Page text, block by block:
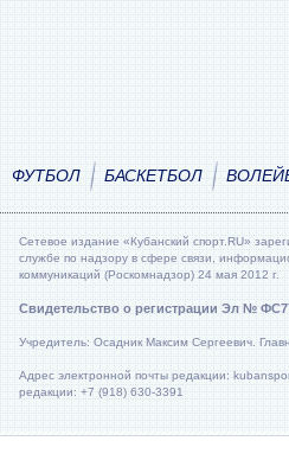
ФУТБОЛ БАСКЕТБОЛ
Сетевое издание «Кубанский спорт.RU»
службе по надзору в сфере связи,
коммуникаций (Роскомнадзор) 24 мая 2012 г.
Свидетельство о регистрации Эл №
Учредитель: Осадник Максим Сергеевич.
Адрес электронной почты редакции:
редакции: +7 (918) 630-3391